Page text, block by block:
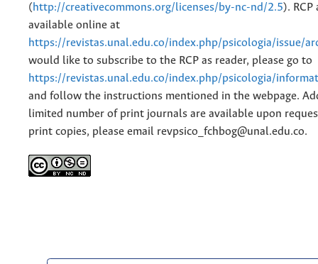
(http://creativecommons.org/licenses/by-nc-nd/2.5).
available online at
https://revistas.unal.edu.co/index.php/psicologia/issue/
would like to subscribe to the RCP as reader, please go to
https://revistas.unal.edu.co/index.php/psicologia/
and follow the instructions mentioned in the webpage.
limited number of print journals are available upon
print copies, please email revpsico_fchbog@unal.edu.co.